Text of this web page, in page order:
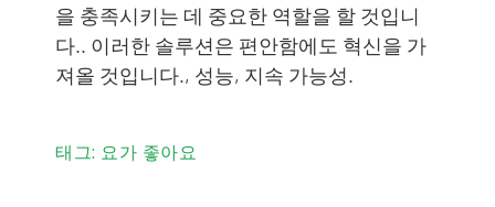
을 충족시키는 데 중요한 역할을 할 것입니
다.. 이러한 솔루션은 편안함에도 혁신을 가
져올 것입니다., 성능, 지속 가능성.
태그: 요가 좋아요